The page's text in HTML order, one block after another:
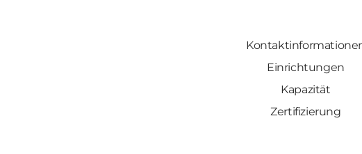
Einrichtungen
Kapazität
Zertifizierung